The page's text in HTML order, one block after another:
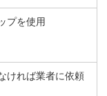
プを使用
ければ業者に依頼